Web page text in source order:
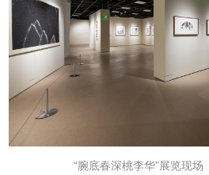
“腕底春深桃李华”展览现场